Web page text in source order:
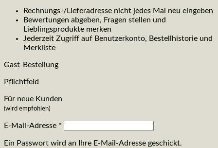
Rechnungs-/Lieferadresse nicht jedes Mal neu eingeben
Bewertungen abgeben, Fragen stellen und
Lieblingsprodukte merken
Jederzeit Zugriff auf Benutzerkonto, Bestellhistorie und
Merkliste
Gast-Bestellung
Pflichtfeld
Für neue Kunden
(wird empfohlen)
E-Mail-Adresse *
Ein Passwort wird an Ihre E-Mail-Adresse geschickt.